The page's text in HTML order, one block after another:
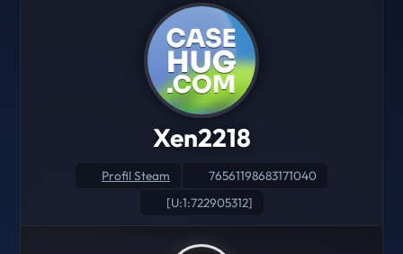
Xen2218
Profil Steam
76561198683171040
[U:1:722905312]